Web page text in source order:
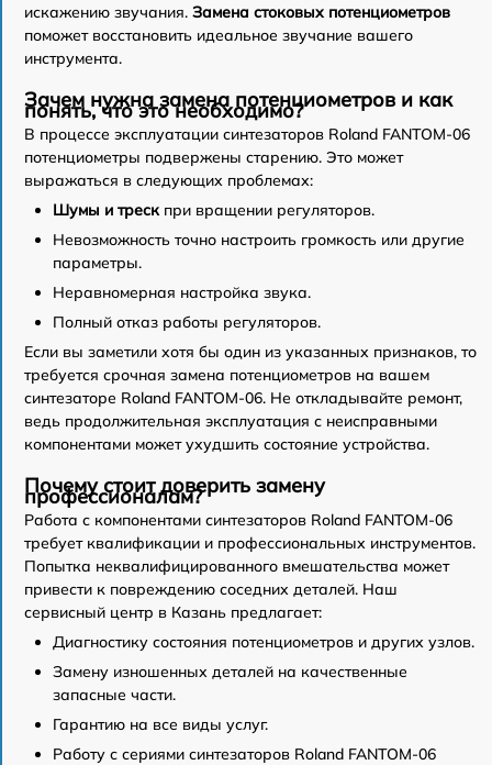
искажению звучания. Замена стоковых потенциометров
поможет восстановить идеальное звучание вашего
инструмента.
Зачем нужна замена потенциометров и как
понять, что это необходимо?
В процессе эксплуатации синтезаторов Roland FANTOM-06
потенциометры подвержены старению. Это может
выражаться в следующих проблемах:
Шумы и трескпри вращении регуляторов.
Невозможность точно настроить громкость или другие
параметры.
Неравномерная настройка звука.
Полный отказ работы регуляторов.
Если вы заметили хотя бы один из указанных признаков, то
требуется срочная замена потенциометров на вашем
синтезаторе Roland FANTOM-06. Не откладывайте ремонт,
ведь продолжительная эксплуатация с неисправными
компонентами может ухудшить состояние устройства.
Почему стоит доверить замену
профессионалам?
Работа с компонентами синтезаторов Roland FANTOM-06
требует квалификации и профессиональных инструментов.
Попытка неквалифицированного вмешательства может
привести к повреждению соседних деталей. Наш
сервисный центр в Казань предлагает:
Диагностику состояния потенциометров и других узлов.
Замену изношенных деталей на качественные
запасные части.
Гарантию на все виды услуг.
Работу с сериями синтезаторов Roland FANTOM-06